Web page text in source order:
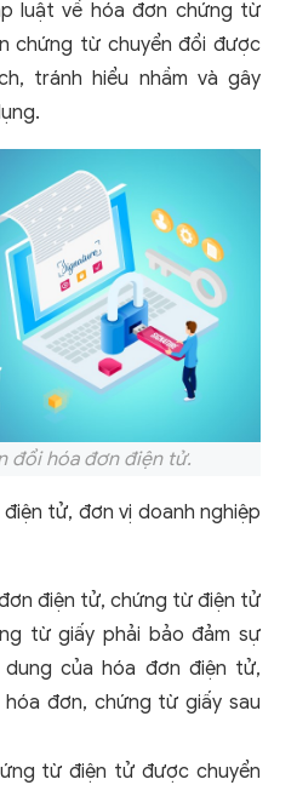
luật về hóa đơn chứng từ
chứng từ chuyển đổi được
tránh hiểu nhầm và gây
đổi hóa đơn điện tử.
tử, đơn vị doanh nghiệp
điện tử, chứng từ điện tử
từ giấy phải bảo đảm sự
của hóa đơn điện tử,
đơn, chứng từ giấy sau
từ điện tử được chuyển